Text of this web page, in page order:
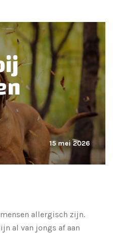
15 mei 2026
allergisch zijn.
al van jongs af aan